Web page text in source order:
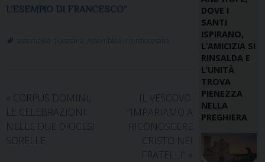
L’ESEMPIO DI FRANCESCO”
assemblea diocesana Assemblea interdiocesana
« CORPUS DOMINI,
LE CELEBRAZIONI
NELLE DUE DIOCESI
SORELLE
IL VESCOVO:
“IMPARIAMO A
RICONOSCERE
CRISTO NEI
FRATELLI” »
DOVE I
SANTI
ISPIRANO,
L’AMICIZIA SI
RINSALDA E
L’UNITÀ
TROVA
PIENEZZA
NELLA
PREGHIERA